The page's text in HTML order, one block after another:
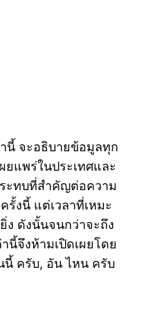
นี้ จะอธิบายข้อมูลทุก
ยแพร่ในประเทศและ
ะทบที่สำคัญต่อความ
รั้งนี้ แต่เวลาที่เหมะ
ดังนั้นจนกว่าจะถึง
านี้จึงห้ามเปิดเผยโดย
นี้ ครับ, อัน ไหน ครับ